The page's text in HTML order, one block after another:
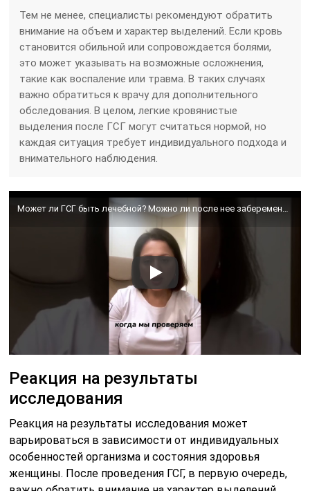
Тем не менее, специалисты рекомендуют обратить
внимание на объем и характер выделений. Если кровь
становится обильной или сопровождается болями,
это может указывать на возможные осложнения,
такие как воспаление или травма. В таких случаях
важно обратиться к врачу для дополнительного
обследования. В целом, легкие кровянистые
выделения после ГСГ могут считаться нормой, но
каждая ситуация требует индивидуального подхода и
внимательного наблюдения.
Реакция на результаты
исследования
Реакция на результаты исследования может
варьироваться в зависимости от индивидуальных
особенностей организма и состояния здоровья
женщины. После проведения ГСГ, в первую очередь,